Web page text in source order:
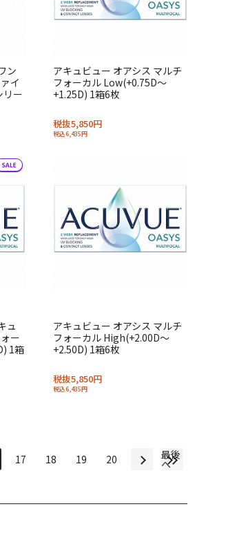
ン
イ
リー
アキュビュー オアシス マルチ
フォーカル Low(+0.75D～
+1.25D) 1箱6枚
税抜5,850円
税込6,435円
ュ
ー
1箱
アキュビュー オアシス マルチ
フォーカル High(+2.00D～
+2.50D) 1箱6枚
税抜5,850円
税込6,435円
17 18 19 20 最後
へ